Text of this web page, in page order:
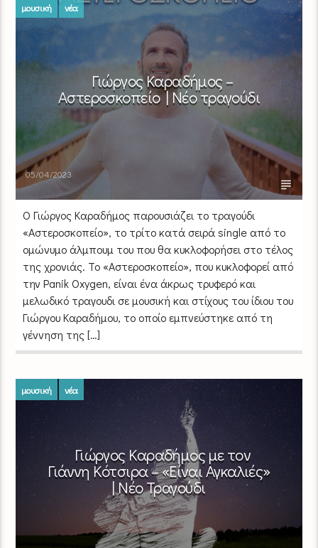
μουσική νέα
Γιώργος Καραδήμος –
Αστεροσκοπείο | Νέο τραγούδι
05/04/2023
Ο Γιώργος Καραδήμος παρουσιάζει το τραγούδι
«Αστεροσκοπείο», το τρίτο κατά σειρά single από το
ομώνυμο άλμπουμ του που θα κυκλοφορήσει στο τέλος
της χρονιάς. Το «Αστεροσκοπείο», που κυκλοφορεί από
την Panik Oxygen, είναι ένα άκρως τρυφερό και
μελωδικό τραγουδι σε μουσική και στίχους του ίδιου του
Γιώργου Καραδήμου, το οποίο εμπνεύστηκε από τη
γέννηση της […]
μουσική νέα
Γιώργος Καραδήμος με τον
Γιάννη Κότσιρα – «Είναι Αγκαλιές»
| Νέο Τραγούδι